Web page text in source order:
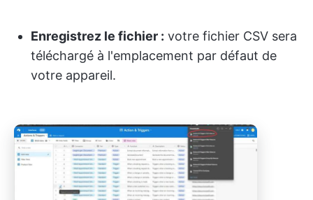
Enregistrez le fichier : votre fichier CSV sera
téléchargé à l'emplacement par défaut de
votre appareil.